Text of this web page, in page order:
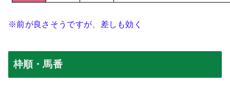
※前が良さそうですが、差しも効く
枠順・馬番